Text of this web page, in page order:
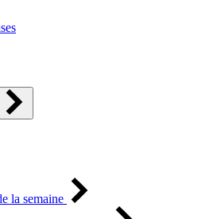
la semaine